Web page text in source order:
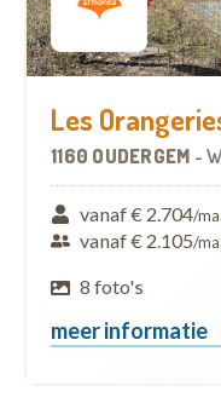
Les
1160 OUDERGEM -
vanaf € 2.704/
vanaf € 2.105/
8 foto's
meer informatie